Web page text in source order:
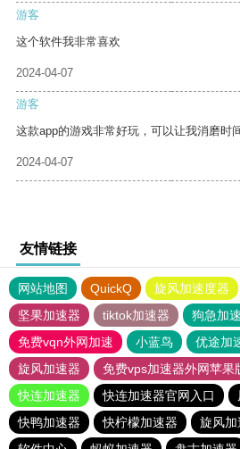
游客
这个软件我非常喜欢
2024-04-07
游客
这款app的游戏非常好玩，可以让我消磨时间
2024-04-07
友情链接
网站地图 QuickQ 旋风加速度器
坚果加速器
tiktok加速器
狗急加
免费vqn外网加速
小蓝鸟 优途加
旋风加速器
免费vps加速器外网苹果
快连加速器
快连加速器官网入口
快鸭加速器
快柠檬加速器 旋风加